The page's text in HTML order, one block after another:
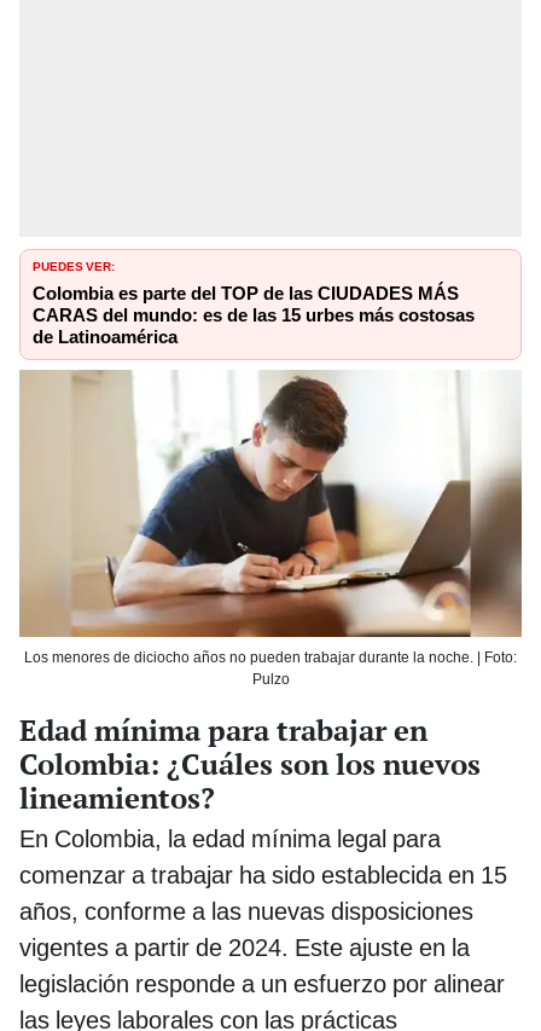
PUEDES VER:
Colombia es parte del TOP de las CIUDADES MÁS
CARAS del mundo: es de las 15 urbes más costosas
de Latinoamérica
Los menores de diciocho años no pueden trabajar durante la noche. | Foto:
Pulzo
Edad mínima para trabajar en
Colombia: ¿Cuáles son los nuevos
lineamientos?
En Colombia, la edad mínima legal para
comenzar a trabajar ha sido establecida en 15
años, conforme a las nuevas disposiciones
vigentes a partir de 2024. Este ajuste en la
legislación responde a un esfuerzo por alinear
las leyes laborales con las prácticas